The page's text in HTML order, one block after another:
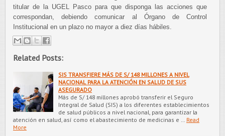
titular de la UGEL Pasco para que disponga las acciones que
correspondan, debiendo comunicar al Órgano de Control
Institucional en un plazo no mayor a diez días hábiles.
Related Posts:
SIS TRANSFIERE MÁS DE S/ 148 MILLONES A NIVEL
NACIONAL PARA LA ATENCIÓN EN SALUD DE SUS
ASEGURADO
Más de S/ 148 millones aprobó transferir el Seguro
Integral de Salud (SIS) a los diferentes establecimientos
de salud públicos a nivel nacional, para garantizar la
atención en salud, así como el abastecimiento de medicinas e …
Read
More